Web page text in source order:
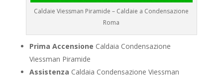
Caldaie Viessman Piramide – Caldaie a Condensazione
Roma
Prima Accensione Caldaia Condensazione
Viessman Piramide
Assistenza Caldaia Condensazione Viessman